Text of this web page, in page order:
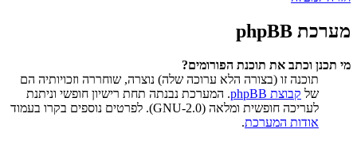
מערכת phpBB
מי תכנן וכתב את תוכנת הפורומים?
תוכנה זו (בצורה הלא ערוכה שלה) נוצרה, שוחררה וזכויותיה הם
של קבוצת phpBB
. המערכת נבנתה תחת רישיון חופשי וניתנת
לעריכה חופשית ומלאה (GNU-2.0). לפרטים נוספים בקרו בעמוד
אודות המערכת.